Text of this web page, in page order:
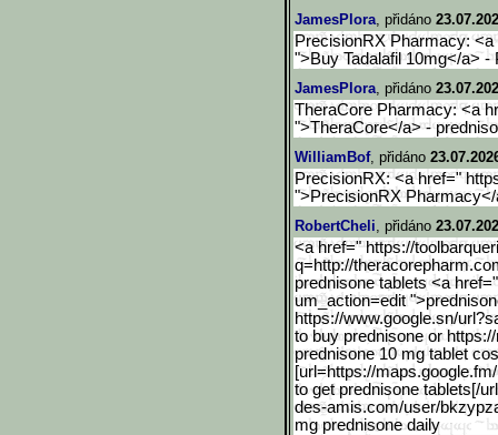
JamesPlora, přidáno
PrecisionRX Pharmacy:
">Buy Tadalafil 10mg</a> -
JamesPlora, přidáno
TheraCore Pharmacy: <a
">TheraCore</a> -
WilliamBof, přidáno
PrecisionRX: <a href="
">PrecisionRX
RobertCheli, přidáno
<a href=" https://
q=http://theracorep
prednisone tablets <a
um_action=edit
https://www.google.sn/url
to buy prednisone or
prednisone 10 mg tablet
[url=https://maps.google.
to get prednisone tablets[/
des-amis.com/user/
mg prednisone daily